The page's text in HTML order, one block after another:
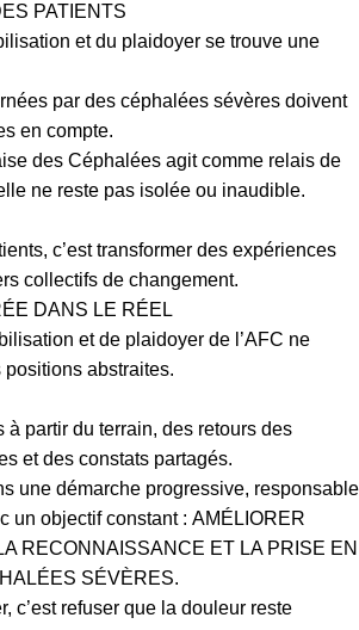
PATIENTS
et du plaidoyer se trouve une
par des céphalées sévères doivent
en compte.
des Céphalées agit comme relais de
ne reste pas isolée ou inaudible.
c’est transformer des expériences
collectifs de changement.
DANS LE RÉEL
et de plaidoyer de l’AFC ne
abstraites.
à partir du terrain, des retours des
et des constats partagés.
une démarche progressive, responsable
un objectif constant : AMÉLIORER
RECONNAISSANCE ET LA PRISE EN
SÉVÈRES.
c’est refuser que la douleur reste